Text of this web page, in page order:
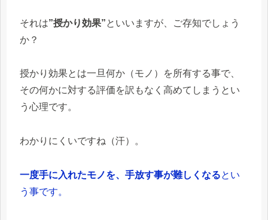
それは”授かり効果”といいますが、ご存知でしょう
か？
授かり効果とは一旦何か（モノ）を所有する事で、
その何かに対する評価を訳もなく高めてしまうとい
う心理です。
わかりにくいですね（汗）。
一度手に入れたモノを、手放す事が難しくなるとい
う事です。